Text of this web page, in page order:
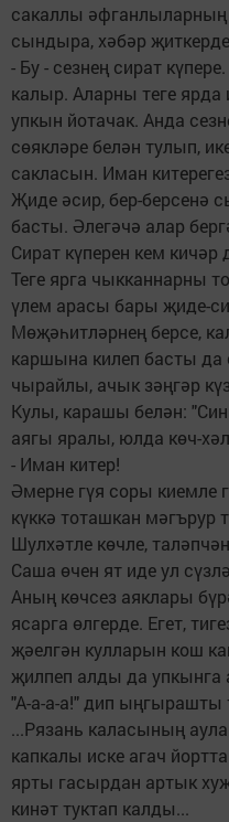
сакаллы әфганлыларның
сындыра, хәбәр
- Бу - сезнең сират
калыр. Аларны теге
упкын йотачак. Анда
сөякләре белән тулып,
сакласын. Иман
Җиде әсир, бер-берсенә
басты. Әлегәчә алар
Сират күперен кем
Теге ярга чыкканнарны
үлем арасы бары җиде-
Мөҗәһитләрнең берсе,
каршына килеп басты да
чырайлы, ачык зәңгәр
Кулы, карашы белән:
аягы яралы, юлда көч-
- Иман китер!
Әмерне гүя соры киемле
күккә тоташкан мәгърур
Шулхәтле көчле,
Саша өчен ят иде ул
Аның көчсез аяклары
ясарга өлгерде. Егет,
җәелгән кулларын кош
җилпеп алды да
"А-а-а-а!" дип ыңгырашты
...Рязань каласының
капкалы иске агач
ярты гасырдан артык
кинәт туктап калды...